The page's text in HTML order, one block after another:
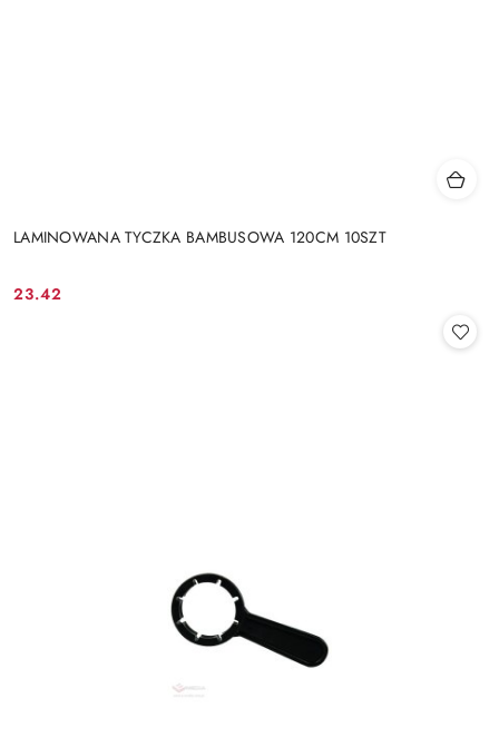
LAMINOWANA TYCZKA BAMBUSOWA 120CM 10SZT
Cena:
23.42